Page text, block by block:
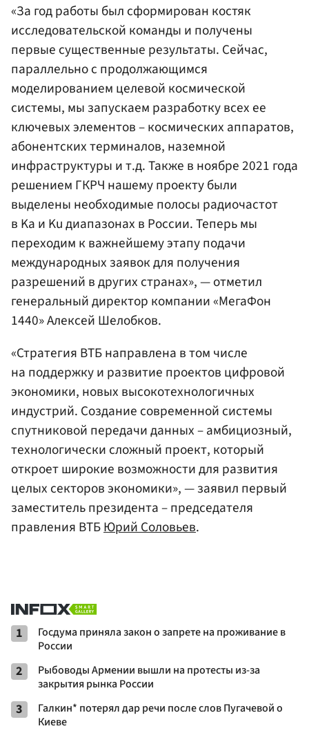
«За год работы был сформирован костяк
исследовательской команды и получены
первые существенные результаты. Сейчас,
параллельно с продолжающимся
моделированием целевой космической
системы, мы запускаем разработку всех ее
ключевых элементов – космических аппаратов,
абонентских терминалов, наземной
инфраструктуры и т.д. Также в ноябре 2021 года
решением ГКРЧ нашему проекту были
выделены необходимые полосы радиочастот
в Ka и Ku диапазонах в России. Теперь мы
переходим к важнейшему этапу подачи
международных заявок для получения
разрешений в других странах», — отметил
генеральный директор компании «МегаФон
1440» Алексей Шелобков.
«Стратегия ВТБ направлена в том числе
на поддержку и развитие проектов цифровой
экономики, новых высокотехнологичных
индустрий. Создание современной системы
спутниковой передачи данных – амбициозный,
технологически сложный проект, который
откроет широкие возможности для развития
целых секторов экономики», — заявил первый
заместитель президента – председателя
правления ВТБЮрий Соловьев.
1
Госдума приняла закон о запрете на проживание в
России
2
Рыбоводы Армении вышли на протесты из-за
закрытия рынка России
3
Галкин* потерял дар речи после слов Пугачевой о
Киеве